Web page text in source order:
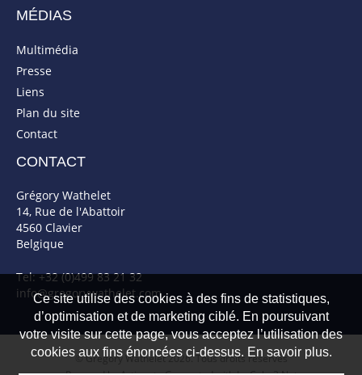
MÉDIAS
Multimédia
Presse
Liens
Plan du site
Contact
CONTACT
Grégory Wathelet
14, Rue de l'Abattoir
4560 Clavier
Belgique
Tel: +32 (0)499 83 21 32
info@gregorywathelet.com
© Gregory Wathelet 2026. Tous droits réservés
Ce site utilise des cookies à des fins de statistiques,
d’optimisation et de marketing ciblé. En poursuivant
votre visite sur cette page, vous acceptez l’utilisation des
cookies aux fins énoncées ci-dessus. En savoir plus.